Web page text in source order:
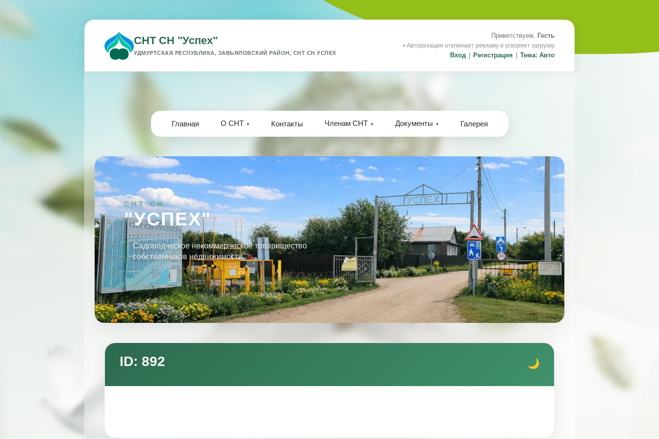
СНТ СН "Успех"
УДМУРТСКАЯ РЕСПУБЛИКА, ЗАВЬЯЛОВСКИЙ РАЙОН, СНТ СН УСПЕХ
Приветствуем, Гость
• Авторизация отключает рекламу и ускоряет загрузку
Вход Регистрация Тема: Авто
Главная О СНТ Контакты Членам СНТ Документы Галерея
СНТ СН
"УСПЕХ"
Садоводческое некоммерческое товарищество
собственников недвижимости.
ID: 892